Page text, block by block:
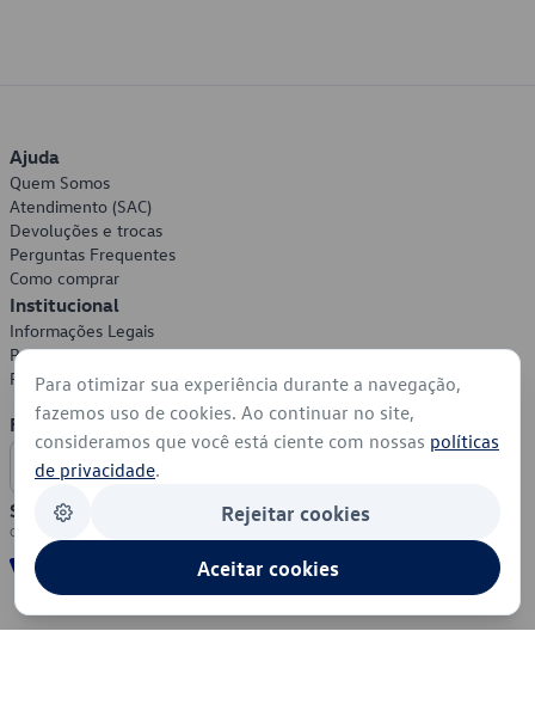
Ajuda
Quem Somos
Atendimento (SAC)
Devoluções e trocas
Perguntas Frequentes
Como comprar
Institucional
Informações Legais
Política de Privacidade
Política de Cookies
Formas de Pagamento
Segurança
Para otimizar sua experiência durante a navegação,
fazemos uso de cookies. Ao continuar no site,
consideramos que você está ciente com nossas políticas
de privacidade.
Rejeitar cookies
Aceitar cookies